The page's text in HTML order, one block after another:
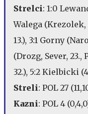
Strelci: 1:0
Walega (Krezolek,
13.), 3:1 Gorny
(Drozg, Sever, 23.,
32.), 5:2 Kielbicki
Streli: POL 27
Kazni: POL 4